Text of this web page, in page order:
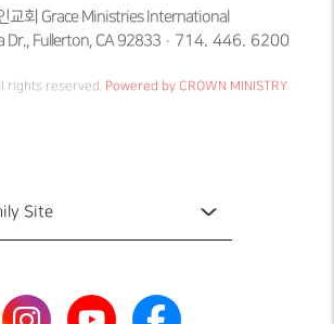
교회 Grace Ministries International
Dr., Fullerton, CA 92833
714. 446. 6200
rights reserved. Powered by CROWN MINISTRY
Site